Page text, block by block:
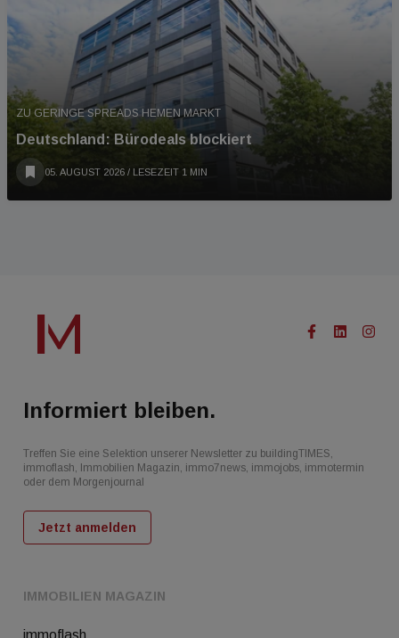
ZU GERINGE SPREADS HEMEN MARKT
Deutschland: Bürodeals blockiert
05. AUGUST 2026 / LESEZEIT 1 MIN
IMMOBILIEN MAGAZIN
immoflash
Informiert bleiben.
Treffen Sie eine Selektion unserer Newsletter zu buildingTIMES,
immoflash, Immobilien Magazin, immo7news, immojobs, immotermin
oder dem Morgenjournal
Jetzt anmelden